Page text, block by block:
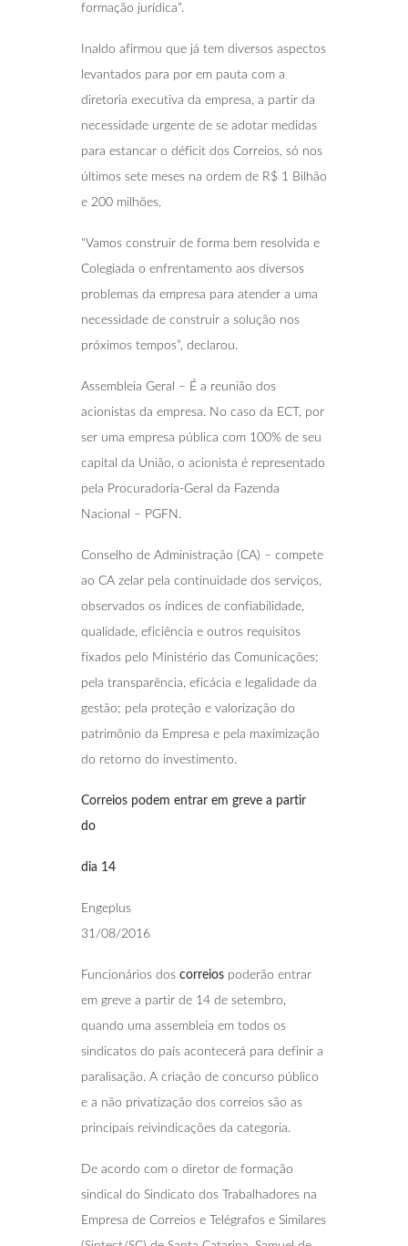
formação jurídica”.
Inaldo afirmou que já tem diversos aspectos
levantados para por em pauta com a
diretoria executiva da empresa, a partir da
necessidade urgente de se adotar medidas
para estancar o déficit dos Correios, só nos
últimos sete meses na ordem de R$ 1 Bilhão
e 200 milhões.
“Vamos construir de forma bem resolvida e
Colegiada o enfrentamento aos diversos
problemas da empresa para atender a uma
necessidade de construir a solução nos
próximos tempos”, declarou.
Assembleia Geral – É a reunião dos
acionistas da empresa. No caso da ECT, por
ser uma empresa pública com 100% de seu
capital da União, o acionista é representado
pela Procuradoria-Geral da Fazenda
Nacional – PGFN.
Conselho de Administração (CA) – compete
ao CA zelar pela continuidade dos serviços,
observados os índices de confiabilidade,
qualidade, eficiência e outros requisitos
fixados pelo Ministério das Comunicações;
pela transparência, eficácia e legalidade da
gestão; pela proteção e valorização do
patrimônio da Empresa e pela maximização
do retorno do investimento.
Correios podem entrar em greve a partir
do
dia 14
Engeplus
31/08/2016
Funcionários dos correios poderão entrar
em greve a partir de 14 de setembro,
quando uma assembleia em todos os
sindicatos do país acontecerá para definir a
paralisação. A criação de concurso público
e a não privatização dos correios são as
principais reivindicações da categoria.
De acordo com o diretor de formação
sindical do Sindicato dos Trabalhadores na
Empresa de Correios e Telégrafos e Similares